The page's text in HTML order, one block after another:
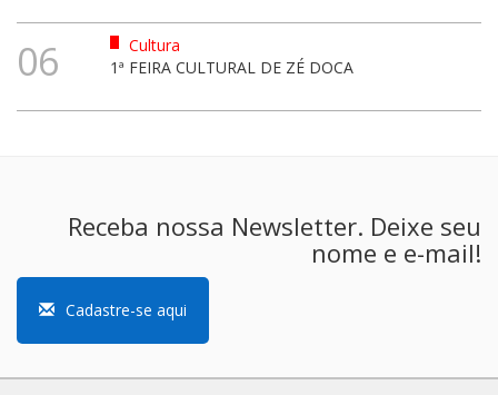
06
Cultura
1ª FEIRA CULTURAL DE ZÉ DOCA
Receba nossa Newsletter. Deixe seu
nome e e-mail!
Cadastre-se aqui